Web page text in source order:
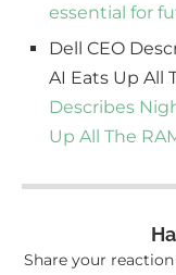
essential for
Dell CEO
AI Eats Up All
Describes
Up All The
Share your